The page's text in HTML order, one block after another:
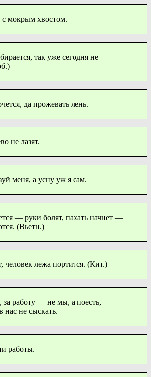
мокрым хвостом.
так уже сегодня не
да прожевать лень.
не лазят.
меня, а усну уж я сам.
— руки болят, пахать начнет —
(Вьетн.)
человек лежа портится. (Кит.)
работу — не мы, а поесть,
нас не сыскать.
работы.